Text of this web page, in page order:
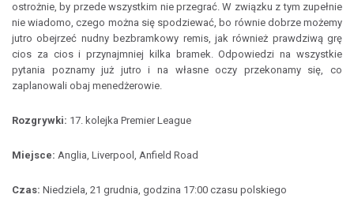
ostrożnie, by przede wszystkim nie przegrać. W związku z tym zupełnie
nie wiadomo, czego można się spodziewać, bo równie dobrze możemy
jutro obejrzeć nudny bezbramkowy remis, jak również prawdziwą grę
cios za cios i przynajmniej kilka bramek. Odpowiedzi na wszystkie
pytania poznamy już jutro i na własne oczy przekonamy się, co
zaplanowali obaj menedżerowie.
Rozgrywki: 17. kolejka Premier League
Miejsce: Anglia, Liverpool, Anfield Road
Czas: Niedziela, 21 grudnia, godzina 17:00 czasu polskiego